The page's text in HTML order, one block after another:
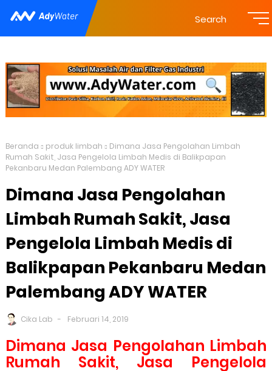
Search
Beranda produk limbah
Dimana Jasa Pengolahan Limbah
Rumah Sakit, Jasa Pengelola Limbah Medis di Balikpapan
Pekanbaru Medan Palembang ADY WATER
Dimana Jasa Pengolahan
Limbah Rumah Sakit, Jasa
Pengelola Limbah Medis di
Balikpapan Pekanbaru Medan
Palembang ADY WATER
Cika Lab Februari 14, 2019
Dimana Jasa Pengolahan Limbah
Rumah Sakit, Jasa Pengelola